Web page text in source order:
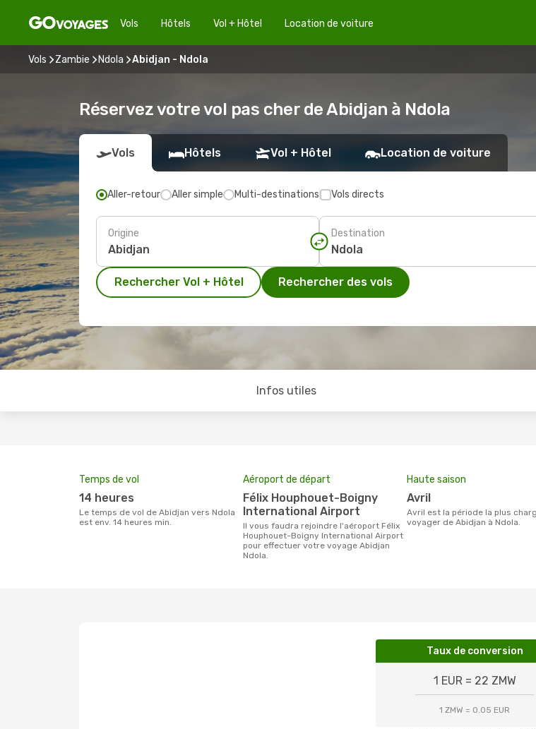
Vols Hôtels Vol + Hôtel Location de voiture
Vols Zambie Ndola Abidjan - Ndola
Réservez votre vol pas cher de Abidjan à Ndola
Vols Hôtels Vol + Hôtel Location de voiture
Aller-retour Aller simple Multi-destinations Vols directs
Origine Destination
Rechercher Vol + Hôtel Rechercher des vols
Infos utiles
Temps de vol
14 heures
Le temps de vol de Abidjan vers Ndola
est env. 14 heures min.
Aéroport de départ
Félix Houphouet-Boigny
International Airport
Il vous faudra rejoindre l'aéroport Félix
Houphouet-Boigny International Airport
pour effectuer votre voyage Abidjan
Ndola.
Haute saison
avril
avril est la période la plus chargée pour
voyager de Abidjan à Ndola.
Taux de conversion
1 EUR = 22 ZMW
1 ZMW = 0.05 EUR